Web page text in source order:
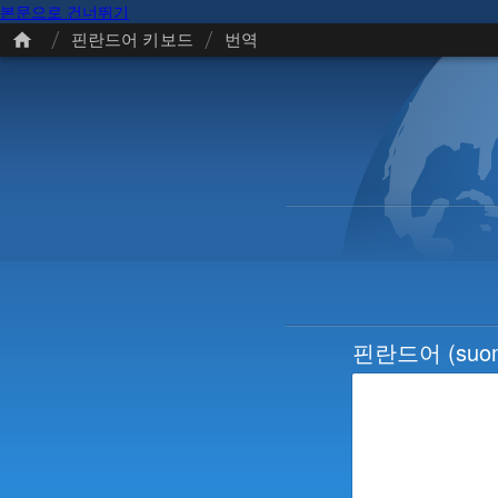
본문으로 건너뛰기
/ 핀란드어 키보드 / 번역
핀란드어